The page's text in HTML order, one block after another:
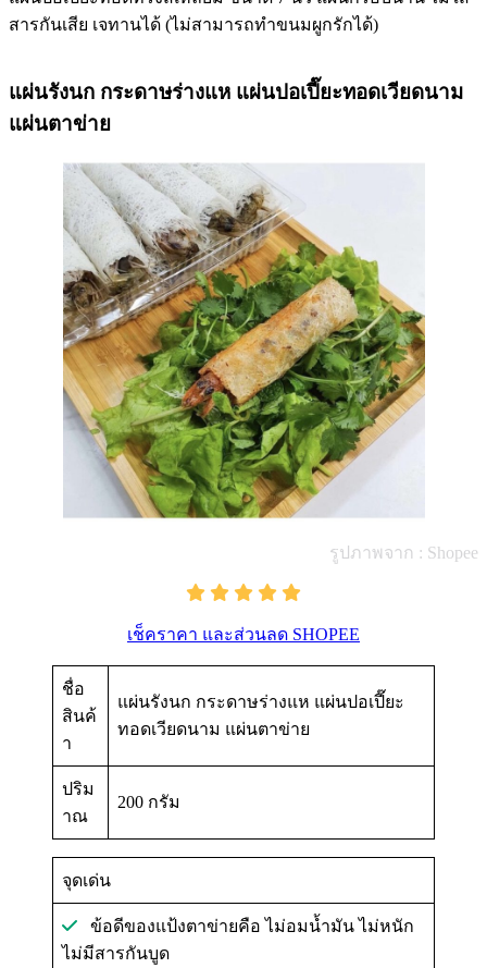
สารกันเสีย เจทานได้ (ไม่สามารถทำขนมผูกรักได้)
แผ่นรังนก กระดาษร่างแห แผ่นปอเปี๊ยะทอดเวียดนาม
แผ่นตาข่าย
รูปภาพจาก : Shopee
เช็คราคา และส่วนลด SHOPEE
ชื่อ
สินค้
า
แผ่นรังนก กระดาษร่างแห แผ่นปอเปี๊ยะ
ทอดเวียดนาม แผ่นตาข่าย
ปริม
าณ
200 กรัม
จุดเด่น
ข้อดีของแป้งตาข่ายคือ ไม่อมน้ำมัน ไม่หนัก
ไม่มีสารกันบูด